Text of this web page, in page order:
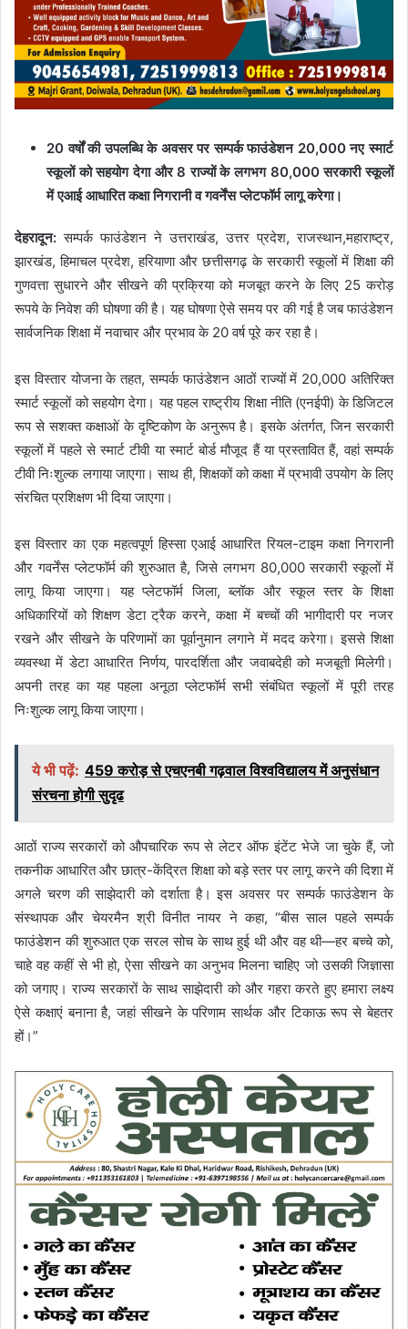
20 वर्षों की उपलब्धि के अवसर पर सम्पर्क फाउंडेशन 20,000 नए स्मार्ट
स्कूलों को सहयोग देगा और 8 राज्यों के लगभग 80,000 सरकारी स्कूलों
में एआई आधारित कक्षा निगरानी व गवर्नेंस प्लेटफॉर्म लागू करेगा।
देहरादून: सम्पर्क फाउंडेशन ने उत्तराखंड, उत्तर प्रदेश, राजस्थान,महाराष्ट्र,
झारखंड, हिमाचल प्रदेश, हरियाणा और छत्तीसगढ़ के सरकारी स्कूलों में शिक्षा की
गुणवत्ता सुधारने और सीखने की प्रक्रिया को मजबूत करने के लिए 25 करोड़
रूपये के निवेश की घोषणा की है। यह घोषणा ऐसे समय पर की गई है जब फाउंडेशन
सार्वजनिक शिक्षा में नवाचार और प्रभाव के 20 वर्ष पूरे कर रहा है।
इस विस्तार योजना के तहत, सम्पर्क फाउंडेशन आठों राज्यों में 20,000 अतिरिक्त
स्मार्ट स्कूलों को सहयोग देगा। यह पहल राष्ट्रीय शिक्षा नीति (एनईपी) के डिजिटल
रूप से सशक्त कक्षाओं के दृष्टिकोण के अनुरूप है। इसके अंतर्गत, जिन सरकारी
स्कूलों में पहले से स्मार्ट टीवी या स्मार्ट बोर्ड मौजूद हैं या प्रस्तावित हैं, वहां सम्पर्क
टीवी निःशुल्क लगाया जाएगा। साथ ही, शिक्षकों को कक्षा में प्रभावी उपयोग के लिए
संरचित प्रशिक्षण भी दिया जाएगा।
इस विस्तार का एक महत्वपूर्ण हिस्सा एआई आधारित रियल-टाइम कक्षा निगरानी
और गवर्नेंस प्लेटफॉर्म की शुरुआत है, जिसे लगभग 80,000 सरकारी स्कूलों में
लागू किया जाएगा। यह प्लेटफॉर्म जिला, ब्लॉक और स्कूल स्तर के शिक्षा
अधिकारियों को शिक्षण डेटा ट्रैक करने, कक्षा में बच्चों की भागीदारी पर नजर
रखने और सीखने के परिणामों का पूर्वानुमान लगाने में मदद करेगा। इससे शिक्षा
व्यवस्था में डेटा आधारित निर्णय, पारदर्शिता और जवाबदेही को मजबूती मिलेगी।
अपनी तरह का यह पहला अनूठा प्लेटफॉर्म सभी संबंधित स्कूलों में पूरी तरह
निःशुल्क लागू किया जाएगा।
ये भी पढ़ें: 459 करोड़ से एचएनबी गढ़वाल विश्वविद्यालय में अनुसंधान
संरचना होगी सुदृढ
आठों राज्य सरकारों को औपचारिक रूप से लेटर ऑफ इंटेंट भेजे जा चुके हैं, जो
तकनीक आधारित और छात्र-केंद्रित शिक्षा को बड़े स्तर पर लागू करने की दिशा में
अगले चरण की साझेदारी को दर्शाता है। इस अवसर पर सम्पर्क फाउंडेशन के
संस्थापक और चेयरमैन श्री विनीत नायर ने कहा, “बीस साल पहले सम्पर्क
फाउंडेशन की शुरुआत एक सरल सोच के साथ हुई थी और वह थी—हर बच्‍चे को,
चाहे वह कहीं से भी हो, ऐसा सीखने का अनुभव मिलना चाहिए जो उसकी जिज्ञासा
को जगाए। राज्य सरकारों के साथ साझेदारी को और गहरा करते हुए हमारा लक्ष्य
ऐसे कक्षाएं बनाना है, जहां सीखने के परिणाम सार्थक और टिकाऊ रूप से बेहतर
हों।”